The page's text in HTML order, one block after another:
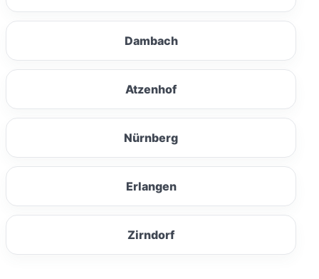
Dambach
Atzenhof
Nürnberg
Erlangen
Zirndorf